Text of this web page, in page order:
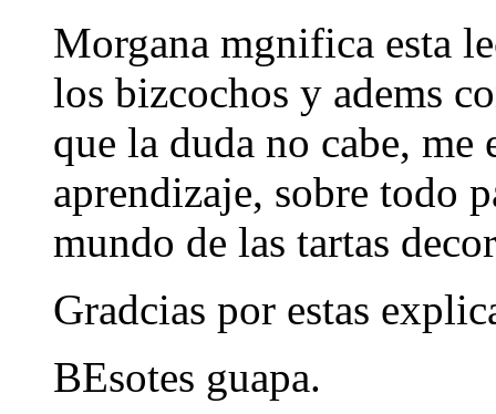
Morgana mgnifica esta
los bizcochos y adems
que la duda no cabe, me
aprendizaje, sobre todo
mundo de las tartas
Gradcias por estas
BEsotes guapa.